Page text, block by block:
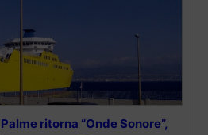
ritorna “Onde Sonore”,